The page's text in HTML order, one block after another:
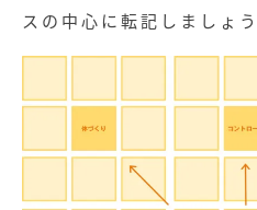
スの中心に転記しましょう